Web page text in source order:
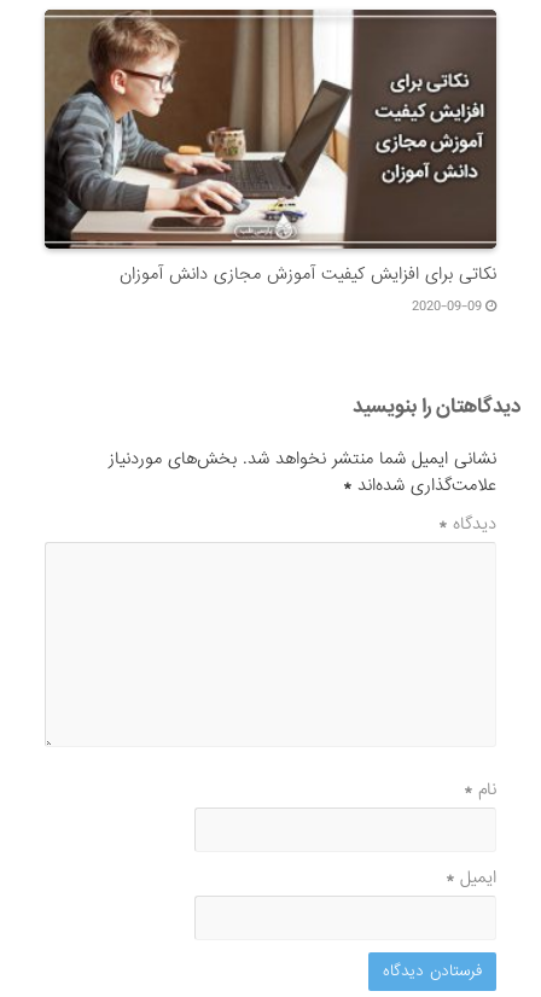
نکاتی برای افزایش کیفیت آموزش مجازی دانش آموزان
2020-09-09
دیدگاهتان را بنویسید
نشانی ایمیل شما منتشر نخواهد شد. بخش‌های موردنیاز
علامت‌گذاری شده‌اند*
دیدگاه*
نام*
ایمیل*